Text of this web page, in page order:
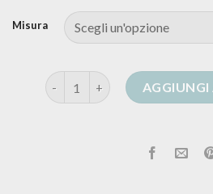
Misura
cardigan tipo alanui quantità
AGGIUNGI